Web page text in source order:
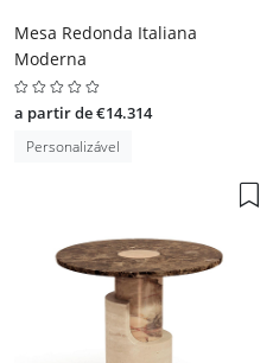
Mesa Redonda Italiana
Moderna
a partir de €14.314
Personalizável